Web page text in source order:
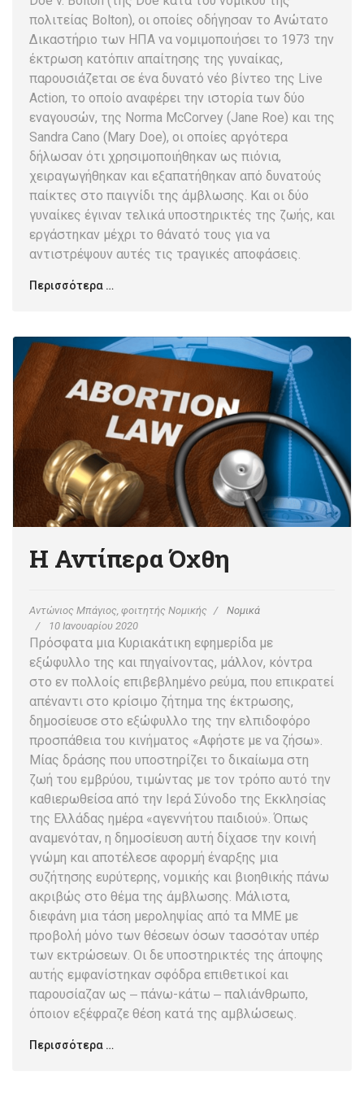
πολιτείας Bolton), οι οποίες οδήγησαν το Ανώτατο
Δικαστήριο των ΗΠΑ να νομιμοποιήσει το 1973 την
έκτρωση κατόπιν απαίτησης της γυναίκας,
παρουσιάζεται σε ένα δυνατό νέο βίντεο της Live
Action, το οποίο αναφέρει την ιστορία των δύο
εναγουσών, της Norma McCorvey (Jane Roe) και της
Sandra Cano (Mary Doe), οι οποίες αργότερα
δήλωσαν ότι χρησιμοποιήθηκαν ως πιόνια,
χειραγωγήθηκαν και εξαπατήθηκαν από δυνατούς
παίκτες στο παιγνίδι της άμβλωσης. Και οι δύο
γυναίκες έγιναν τελικά υποστηρικτές της ζωής, και
εργάστηκαν μέχρι το θάνατό τους για να
αντιστρέψουν αυτές τις τραγικές αποφάσεις.
Περισσότερα …
Η Αντίπερα Όχθη
Αντώνιος Μπάγιος, φοιτητής Νομικής
Νομικά
10 Ιανουαρίου 2020
Πρόσφατα μια Κυριακάτικη εφημερίδα με
εξώφυλλο της και πηγαίνοντας, μάλλον, κόντρα
στο εν πολλοίς επιβεβλημένο ρεύμα, που επικρατεί
απέναντι στο κρίσιμο ζήτημα της έκτρωσης,
δημοσίευσε στο εξώφυλλο της την ελπιδοφόρο
προσπάθεια του κινήματος «Αφήστε με να ζήσω».
Μίας δράσης που υποστηρίζει το δικαίωμα στη
ζωή του εμβρύου, τιμώντας με τον τρόπο αυτό την
καθιερωθείσα από την Ιερά Σύνοδο της Εκκλησίας
της Ελλάδας ημέρα «αγεννήτου παιδιού». Όπως
αναμενόταν, η δημοσίευση αυτή δίχασε την κοινή
γνώμη και αποτέλεσε αφορμή έναρξης μια
συζήτησης ευρύτερης, νομικής και βιοηθικής πάνω
ακριβώς στο θέμα της άμβλωσης. Μάλιστα,
διεφάνη μια τάση μεροληψίας από τα ΜΜΕ με
προβολή μόνο των θέσεων όσων τασσόταν υπέρ
των εκτρώσεων. Οι δε υποστηρικτές της άποψης
αυτής εμφανίστηκαν σφόδρα επιθετικοί και
παρουσίαζαν ως ‒ πάνω-κάτω ‒ παλιάνθρωπο,
όποιον εξέφραζε θέση κατά της αμβλώσεως.
Περισσότερα …